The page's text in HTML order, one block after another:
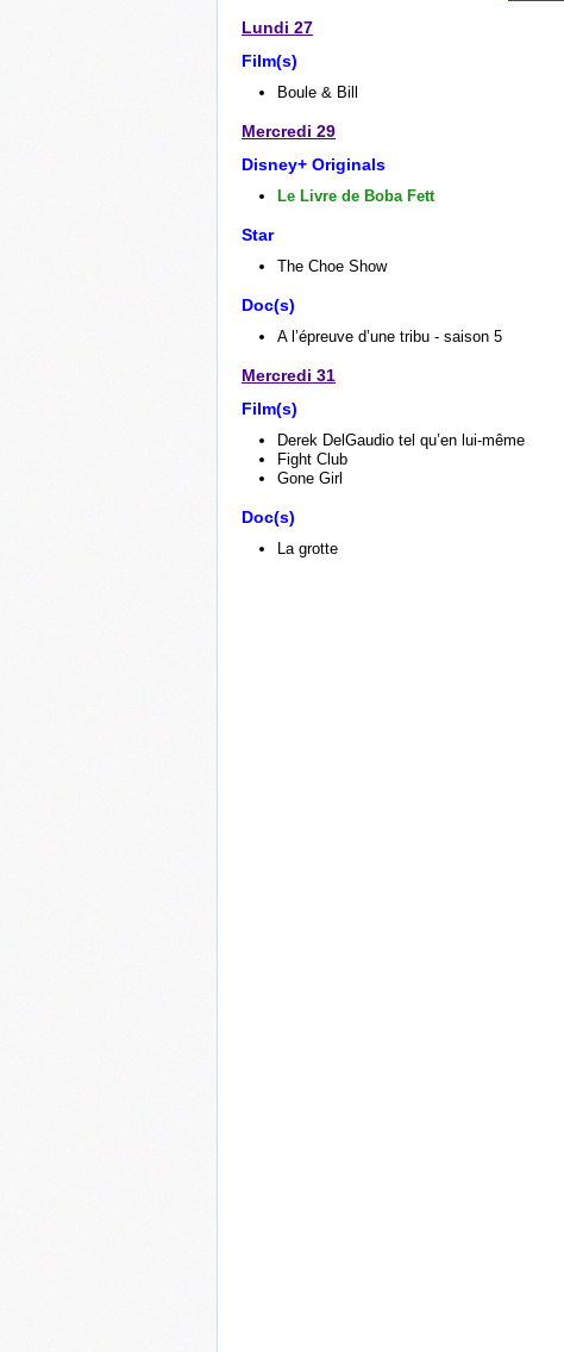
Lundi 27
Film(s)
Boule & Bill
Mercredi 29
Disney+ Originals
Le Livre de Boba Fett
Star
The Choe Show
Doc(s)
A l’épreuve d’une tribu - saison 5
Mercredi 31
Film(s)
Derek DelGaudio tel qu’en lui-même
Fight Club
Gone Girl
Doc(s)
La grotte